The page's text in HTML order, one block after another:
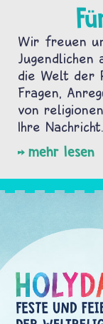
Wir freuen
Jugendlichen
die Welt der
Fragen,
von
Ihre Nachricht.
mehr lesen